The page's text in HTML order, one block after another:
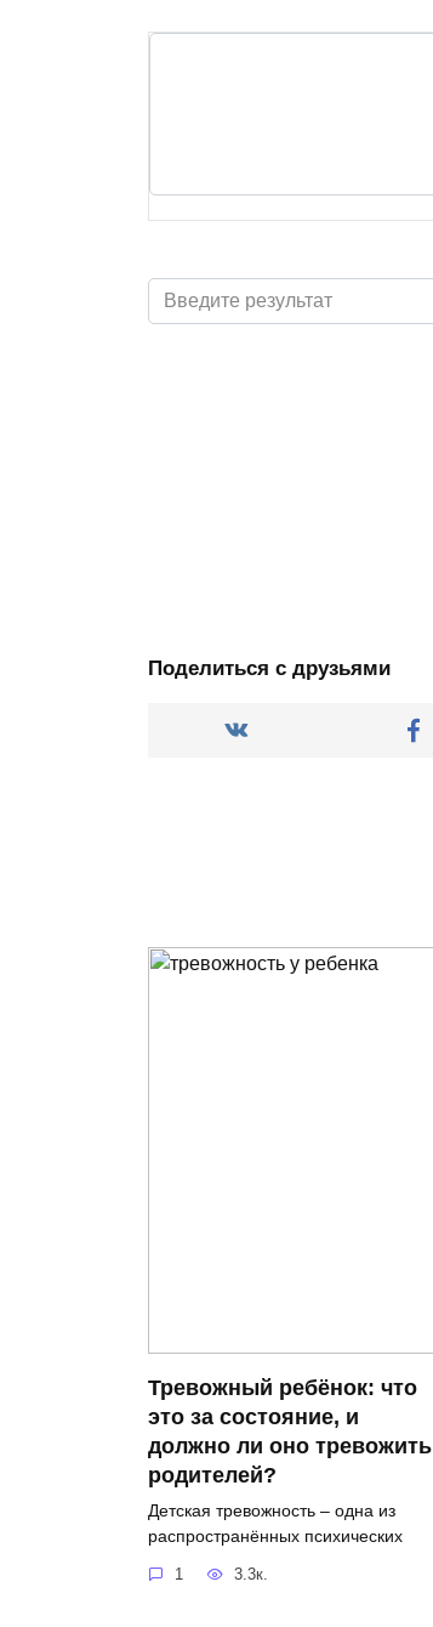
Поделиться с друзьями
Тревожный ребёнок: что
это за состояние, и
должно ли оно тревожить
родителей?
Детская тревожность – одна из
распространённых психических
1 3.3к.